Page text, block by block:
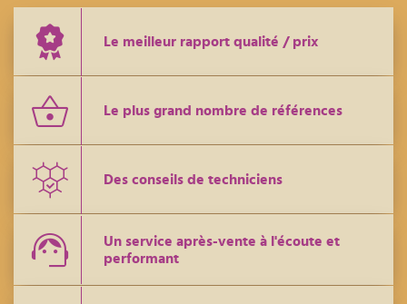
Le meilleur rapport qualité / prix
Le plus grand nombre de références
Des conseils de techniciens
Un service après-vente à l'écoute et
performant